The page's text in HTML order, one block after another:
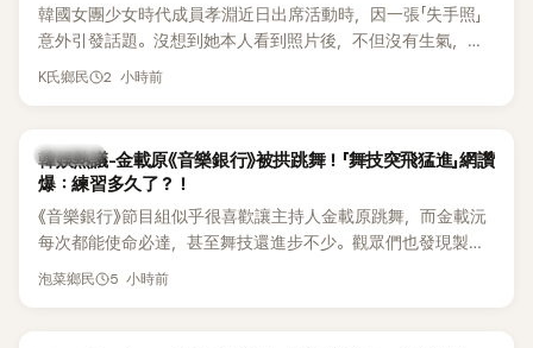
韓國女團少女時代成員孝淵近日出席活動時，因一張「失手照」
意外引發話題。沒想到她本人看到照片後，不但沒有生氣，反
而親自把照片放上IG限時動態開玩笑，甚至幽默喊話要「買記者
K氏鄉民 2 小時前
熱議討論
韓娛熱議-金載原《音樂銀行》被拱跳舞！「舞技突飛猛進」網讚
爆：練習多久了？！
《音樂銀行》節目組似乎很喜歡讓主持人金載原跳舞，而金載沅
每次都能使命必達，甚至舞技還進步不少。觀眾們也發現製作
單位對此樂此不疲。
泡菜鄉民 5 小時前